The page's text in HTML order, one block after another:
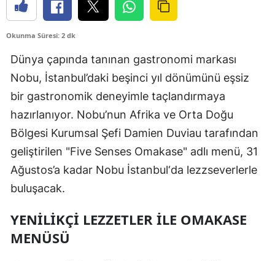
Okunma Süresi: 2 dk
Dünya çapında tanınan gastronomi markası
Nobu, İstanbul’daki beşinci yıl dönümünü eşsiz
bir gastronomik deneyimle taçlandırmaya
hazırlanıyor. Nobu’nun Afrika ve Orta Doğu
Bölgesi Kurumsal Şefi Damien Duviau tarafından
geliştirilen "Five Senses Omakase" adlı menü, 31
Ağustos’a kadar Nobu İstanbul‘da lezzseverlerle
buluşacak.
YENILIKÇI LEZZETLER ILE OMAKASE
MENÜSÜ